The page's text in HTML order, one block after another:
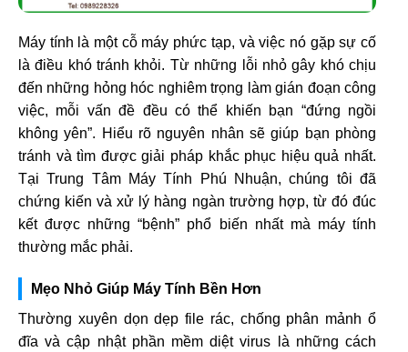
Máy tính là một cỗ máy phức tạp, và việc nó gặp sự cố
là điều khó tránh khỏi. Từ những lỗi nhỏ gây khó chịu
đến những hỏng hóc nghiêm trọng làm gián đoạn công
việc, mỗi vấn đề đều có thể khiến bạn “đứng ngồi
không yên”. Hiểu rõ nguyên nhân sẽ giúp bạn phòng
tránh và tìm được giải pháp khắc phục hiệu quả nhất.
Tại Trung Tâm Máy Tính Phú Nhuận, chúng tôi đã
chứng kiến và xử lý hàng ngàn trường hợp, từ đó đúc
kết được những “bệnh” phổ biến nhất mà máy tính
thường mắc phải.
Mẹo Nhỏ Giúp Máy Tính Bền Hơn
Thường xuyên dọn dẹp file rác, chống phân mảnh ổ
đĩa và cập nhật phần mềm diệt virus là những cách